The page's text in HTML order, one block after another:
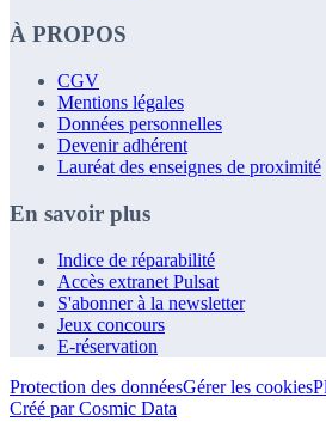
À PROPOS
CGV
Mentions légales
Données personnelles
Devenir adhérent
Lauréat des enseignes de proximité
En savoir plus
Indice de réparabilité
Accès extranet Pulsat
S'abonner à la newsletter
Jeux concours
E-réservation
Protection des donnéesGérer les cookies
Créé par Cosmic Data